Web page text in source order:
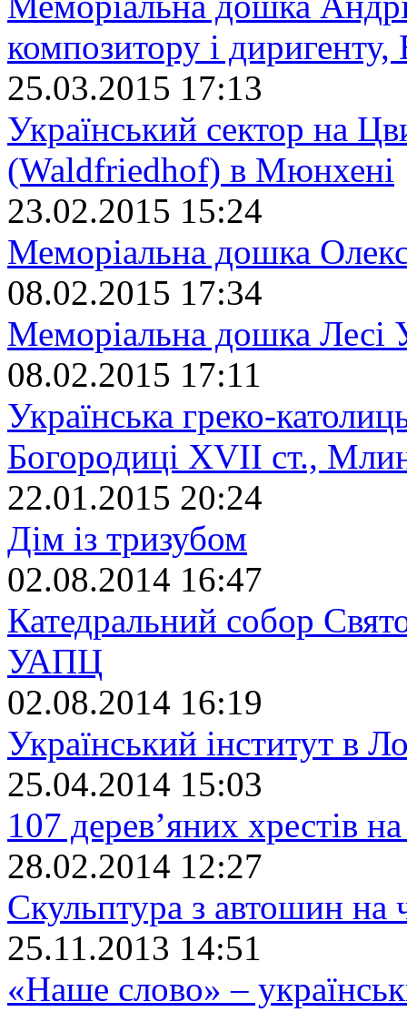
композитору і диригенту,
25.03.2015 17:13
Український сектор на
(Waldfriedhof) в Мюнхені
23.02.2015 15:24
Меморіальна дошка
08.02.2015 17:34
Меморіальна дошка Лесі
08.02.2015 17:11
Українська греко-
Богородиці XVII ст.,
22.01.2015 20:24
Дім із тризубом
02.08.2014 16:47
Катедральний собор
УАПЦ
02.08.2014 16:19
Український інститут в
25.04.2014 15:03
107 дерев’яних хрестів
28.02.2014 12:27
Скульптура з автошин на
25.11.2013 14:51
«Наше слово» –